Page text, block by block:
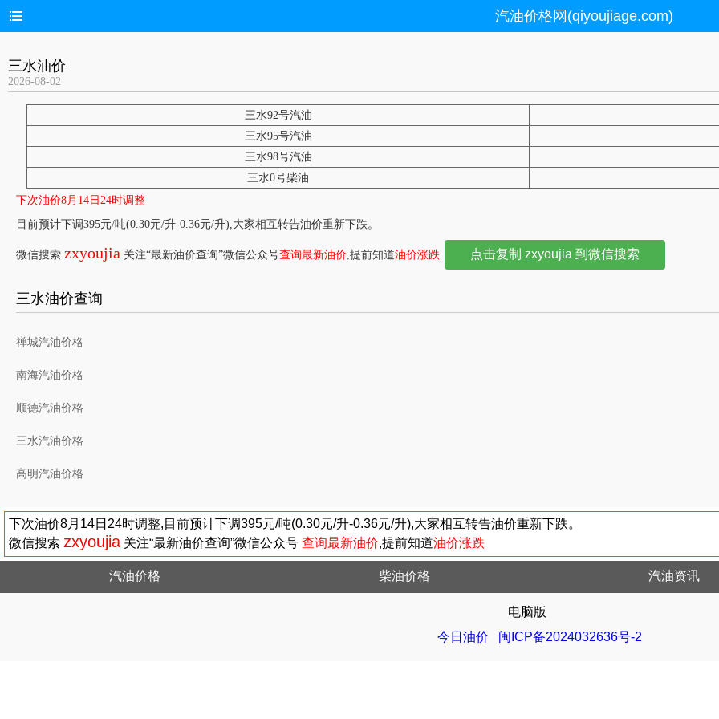
汽油价格网(qiyoujiage.com)
三水油价
2026-08-02
三水92号汽油
三水95号汽油
三水98号汽油
三水0号柴油
下次油价8月14日24时调整
目前预计下调395元/吨(0.30元/升-0.36元/升),大家相互转告油价重新下跌。
微信搜索 zxyoujia 关注“最新油价查询”微信公众号查询最新油价,提前知道油价涨跌 点击复制 zxyoujia 到微信搜索
三水油价查询
禅城汽油价格
南海汽油价格
顺德汽油价格
三水汽油价格
高明汽油价格
下次油价8月14日24时调整,目前预计下调395元/吨(0.30元/升-0.36元/升),大家相互转告油价重新下跌。
微信搜索 zxyoujia 关注“最新油价查询”微信公众号 查询最新油价,提前知道油价涨跌
汽油价格 柴油价格 汽油资讯
电脑版
今日油价
闽ICP备2024032636号-2